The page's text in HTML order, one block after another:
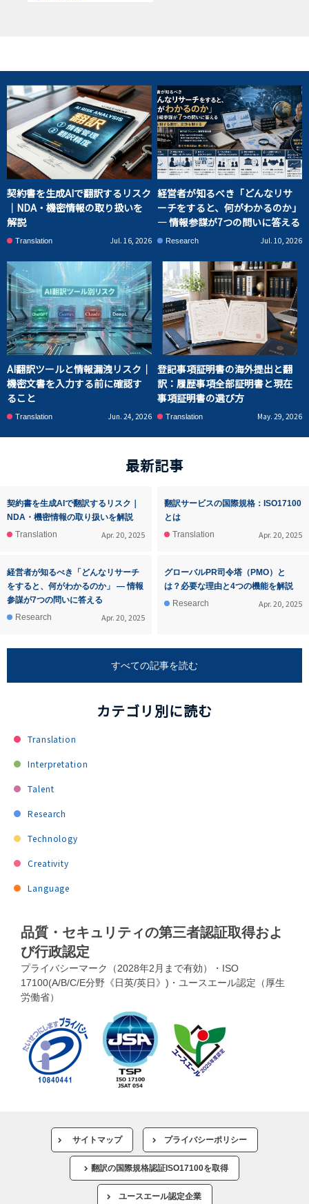
契約書を生成AIで翻訳するリスク
｜NDA・機密情報の取り扱いを
解説
Translation Jul. 16, 2026
経営者が知るべき「どんなリサ
ーチをすると、何がわかるのか」
― 情報参謀が7つの問いに答える
Research Jul. 10, 2026
AI翻訳ツールと情報漏洩リスク｜
機密文書を入力する前に確認す
ること
Translation Jun. 24, 2026
登記事項証明書の海外提出と翻
訳：履歴事項全部証明書と現在
事項証明書の選び方
Translation May. 29, 2026
最新記事
契約書を生成AIで翻訳するリスク｜
NDA・機密情報の取り扱いを解説
Translation
Apr. 20, 2025
翻訳サービスの国際規格：ISO17100
とは
Translation
Apr. 20, 2025
経営者が知るべき「どんなリサーチ
をすると、何がわかるのか」 ― 情報
参謀が7つの問いに答える
Research
Apr. 20, 2025
グローバルPR司令塔（PMO）と
は？必要な理由と4つの機能を解説
Research
Apr. 20, 2025
すべての記事を読む
カテゴリ別に読む
Translation
Interpretation
Talent
Research
Technology
Creativity
Language
品質・セキュリティの第三者認証取得およ
び行政認定
プライバシーマーク（2028年2月まで有効）・ISO
17100(A/B/C/E分野《日英/英日》)・ユースエール認定（厚生
労働省）
サイトマップ プライバシーポリシー
翻訳の国際規格認証ISO17100を取得
ユースエール認定企業